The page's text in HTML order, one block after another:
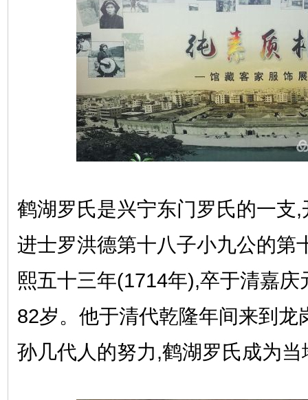
鹤湖罗氏是兴宁东门罗氏的一支
进士罗洪德第十八子小九公的第
熙五十三年(1714年),卒于清嘉庆
82岁。他于清代乾隆年间来到龙
孙几代人的努力,鹤湖罗氏成为当